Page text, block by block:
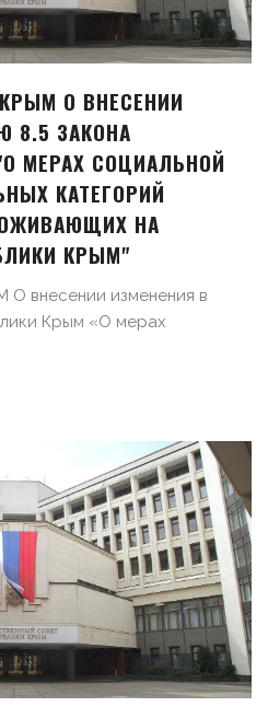
О ВНЕСЕНИИ
8.5 ЗАКОНА
МЕРАХ СОЦИАЛЬНОЙ
КАТЕГОРИЙ
НА
КРЫМ"
внесении изменения в
Крым «О мерах